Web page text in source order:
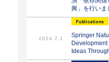
興」を行いま
2024.7.1
Publications
Springer
Development
Ideas